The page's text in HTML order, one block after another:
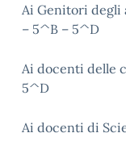
Ai Genitori degli
– 5^B – 5^D
Ai docenti delle
5^D
Ai docenti di